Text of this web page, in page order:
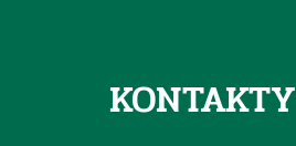
KONTAKTY